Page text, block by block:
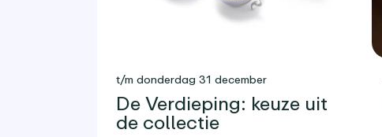
t/m donderdag 31 december
De Verdieping: keuze uit
de collectie